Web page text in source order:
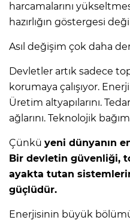
harcamalarını
hazırlığın göstergesi
Asıl değişim çok daha
Devletler artık sadece
korumaya çalışıyor.
Üretim altyapılarını.
ağlarını. Teknolojik
Çünkü yeni dünyanın
Bir devletin güvenliği,
ayakta tutan
güçlüdür.
Enerjisinin büyük